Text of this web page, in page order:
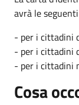
avrà le
- per i cittadini
- per i cittadini
- per i cittadini
Cosa